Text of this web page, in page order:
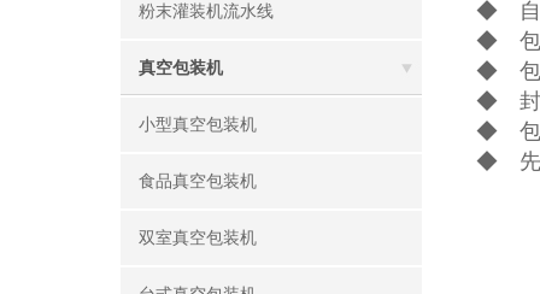
粉末灌装机流水线
真空包装机
小型真空包装机
食品真空包装机
双室真空包装机
◆ 自
◆ 包
◆ 包
◆ 封
◆ 包
◆ 先